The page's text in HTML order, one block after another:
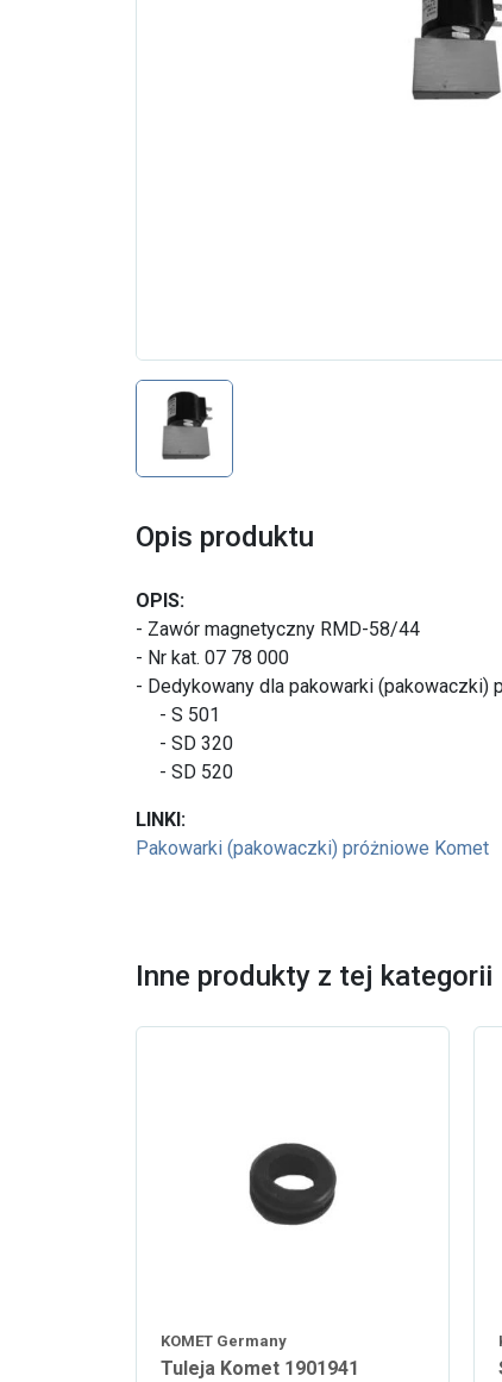
Opis produktu
OPIS:
- Zawór magnetyczny RMD-58/44
- Nr kat. 07 78 000
- Dedykowany dla pakowarki (pakowaczki)
- S 501
- SD 320
- SD 520
LINKI:
Pakowarki (pakowaczki) próżniowe Komet
Inne produkty z tej kategorii
KOMET Germany
Tuleja Komet 1901941